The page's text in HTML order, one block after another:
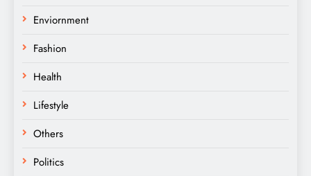
Enviornment
Fashion
Health
Lifestyle
Others
Politics